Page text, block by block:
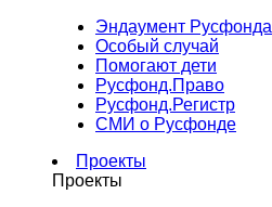
Эндаумент Русфонда
Особый случай
Помогают дети
Русфонд.Право
Русфонд.Регистр
СМИ о Русфонде
Проекты
Проекты